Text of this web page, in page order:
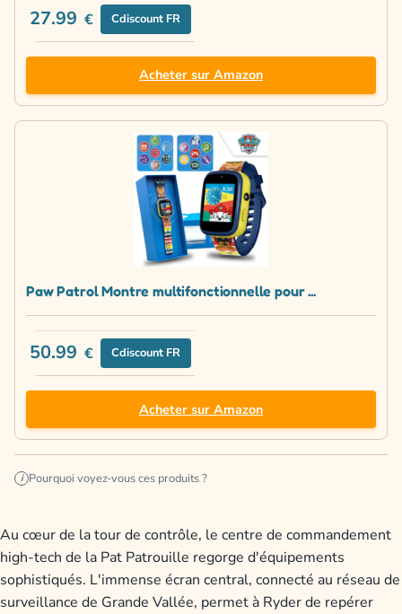
27.99 € Cdiscount FR
Acheter sur Amazon
Paw Patrol Montre multifonctionnelle pour ...
50.99 € Cdiscount FR
Acheter sur Amazon
i Pourquoi voyez-vous ces produits ?
Au cœur de la tour de contrôle, le centre de commandement
high-tech de la Pat Patrouille regorge d'équipements
sophistiqués. L'immense écran central, connecté au réseau de
surveillance de Grande Vallée, permet à Ryder de repérer